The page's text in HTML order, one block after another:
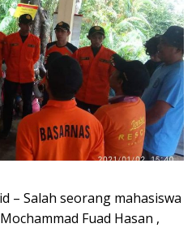
– Salah seorang mahasiswa
Fuad Hasan ,